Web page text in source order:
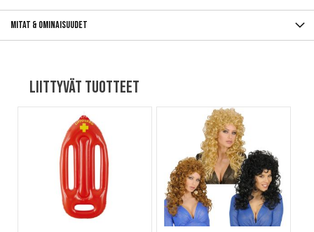
Mitat & ominaisuudet
Liittyvät tuotteet